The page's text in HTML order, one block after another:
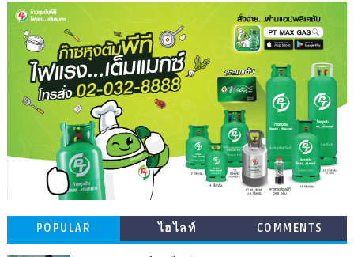
POPULAR ไฮไลท์ COMMENTS